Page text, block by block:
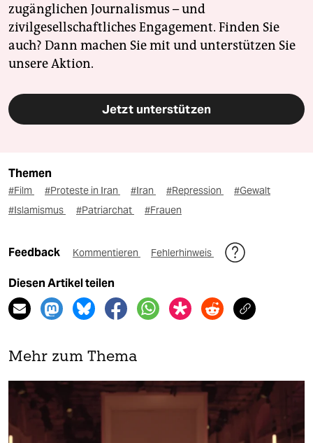
zugänglichen Journalismus – und
zivilgesellschaftliches Engagement. Finden Sie
auch? Dann machen Sie mit und unterstützen Sie
unsere Aktion.
Jetzt unterstützen
Themen
#Film #Proteste in Iran #Iran #Repression
#Gewalt
#Islamismus
#Patriarchat #Frauen
Feedback Kommentieren Fehlerhinweis
Diesen Artikel teilen
Mehr zum Thema